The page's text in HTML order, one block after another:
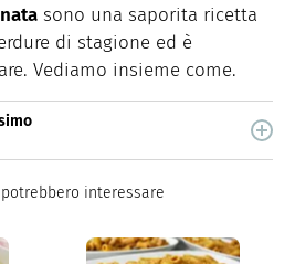
sono una saporita ricetta
di stagione ed è
Vediamo insieme come.
facili e spiegate passo passo.
interessare